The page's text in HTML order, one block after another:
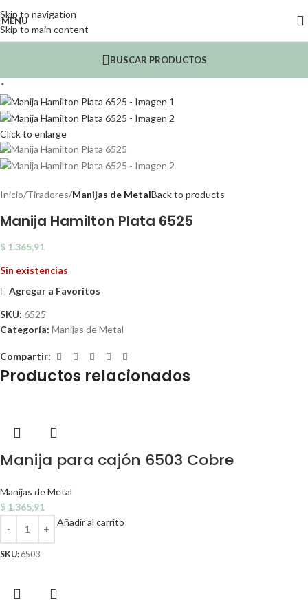
Skip to navigation
Skip to main content
MENU
BUSCAR PRODUCTOS
*
Click to enlarge
Inicio Tiradores Manijas de MetalBack to products
Manija Hamilton Plata 6525
$ 1.365,91
Sin existencias
Agregar a Favoritos
SKU: 6525
Categoría: Manijas de Metal
Compartir:
Productos relacionados
Manija para cajón 6503 Cobre
Manijas de Metal
$ 1.365,91
Añadir al carrito
SKU: 6503